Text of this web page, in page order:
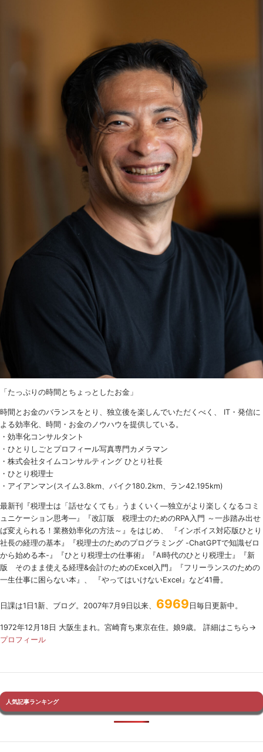
「たっぷりの時間とちょっとしたお金」
時間とお金のバランスをとり、独立後を楽しんでいただくべく、 IT・発信に
よる効率化、時間・お金のノウハウを提供している。
・効率化コンサルタント
・ひとりしごとプロフィール写真専門カメラマン
・株式会社タイムコンサルティング ひとり社長
・ひとり税理士
・アイアンマン(スイム3.8km、バイク180.2km、ラン42.195km)
最新刊『税理士は「話せなくても」うまくいく ―独立がより楽しくなるコミ
ュニケーション思考―』『改訂版 税理士のためのRPA 入門 ～一歩踏み出せ
ば変えられる！業務効率化の方法～』をはじめ、 『インボイス対応版ひとり
社長の経理の基本』『税理士のためのプログラミング -ChatGPTで知識ゼロ
から始める本-』『ひとり税理士の仕事術』『AI時代のひとり税理士』『新
版 そのまま使える経理&会計のためのExcel入門』『フリーランスのための
一生仕事に困らない本』、 『やってはいけないExcel』など41冊。
日課は1日1新、ブログ。2007年7月9日以来、 6969 日毎日更新中。
1972年12月18日 大阪生まれ。宮崎育ち東京在住。娘9歳。 詳細はこちら→
プロフィール
人気記事ランキング